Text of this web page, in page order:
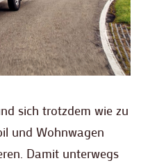
sich trotzdem wie zu
und Wohnwagen
Damit unterwegs